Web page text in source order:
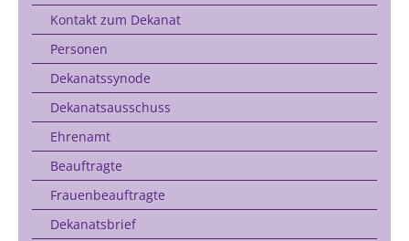
Kontakt zum Dekanat
Personen
Dekanatssynode
Dekanatsausschuss
Ehrenamt
Beauftragte
Frauenbeauftragte
Dekanatsbrief